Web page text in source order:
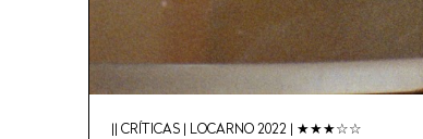
|| CRÍTICAS | LOCARNO 2022 | ★★★☆☆